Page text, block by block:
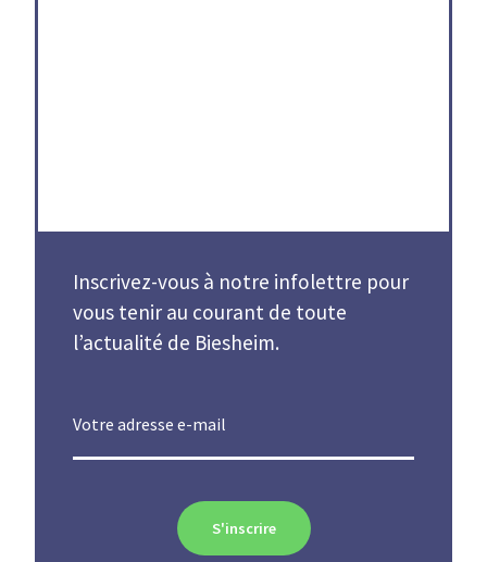
Inscrivez-vous à notre infolettre pour
vous tenir au courant de toute
l’actualité de Biesheim.
Votre adresse e-mail
S'inscrire